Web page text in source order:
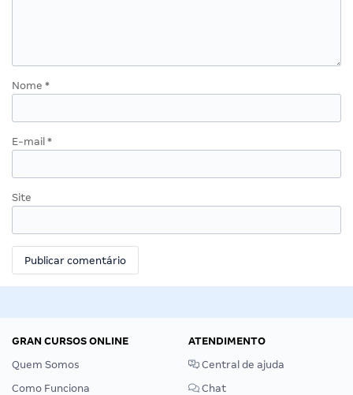
Nome *
E-mail *
Site
GRAN CURSOS ONLINE
Quem Somos
Como Funciona
ATENDIMENTO
Central de ajuda
Chat